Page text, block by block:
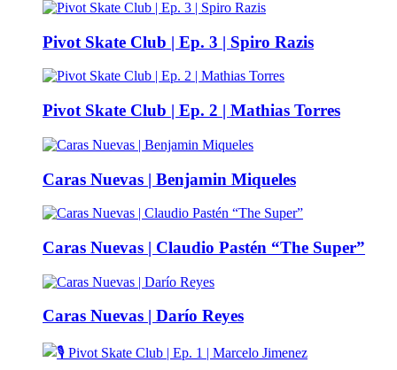
Pivot Skate Club | Ep. 3 | Spiro Razis
Pivot Skate Club | Ep. 2 | Mathias Torres
Caras Nuevas | Benjamin Miqueles
Caras Nuevas | Claudio Pastén “The Super”
Caras Nuevas | Darío Reyes